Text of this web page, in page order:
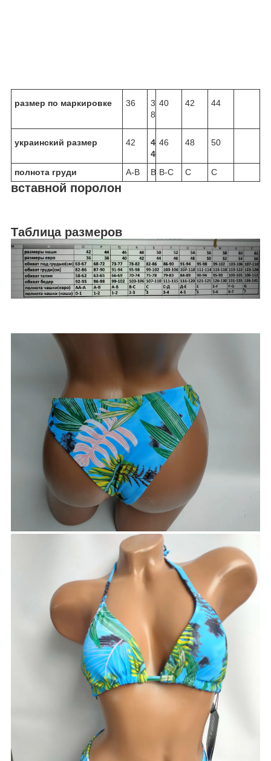
размер по маркировке 36
3
8
40 42 44
украинский размер 42
4
4
46 48 50
полнота груди A-B B B-C C C
вставной поролон
Таблица размеров